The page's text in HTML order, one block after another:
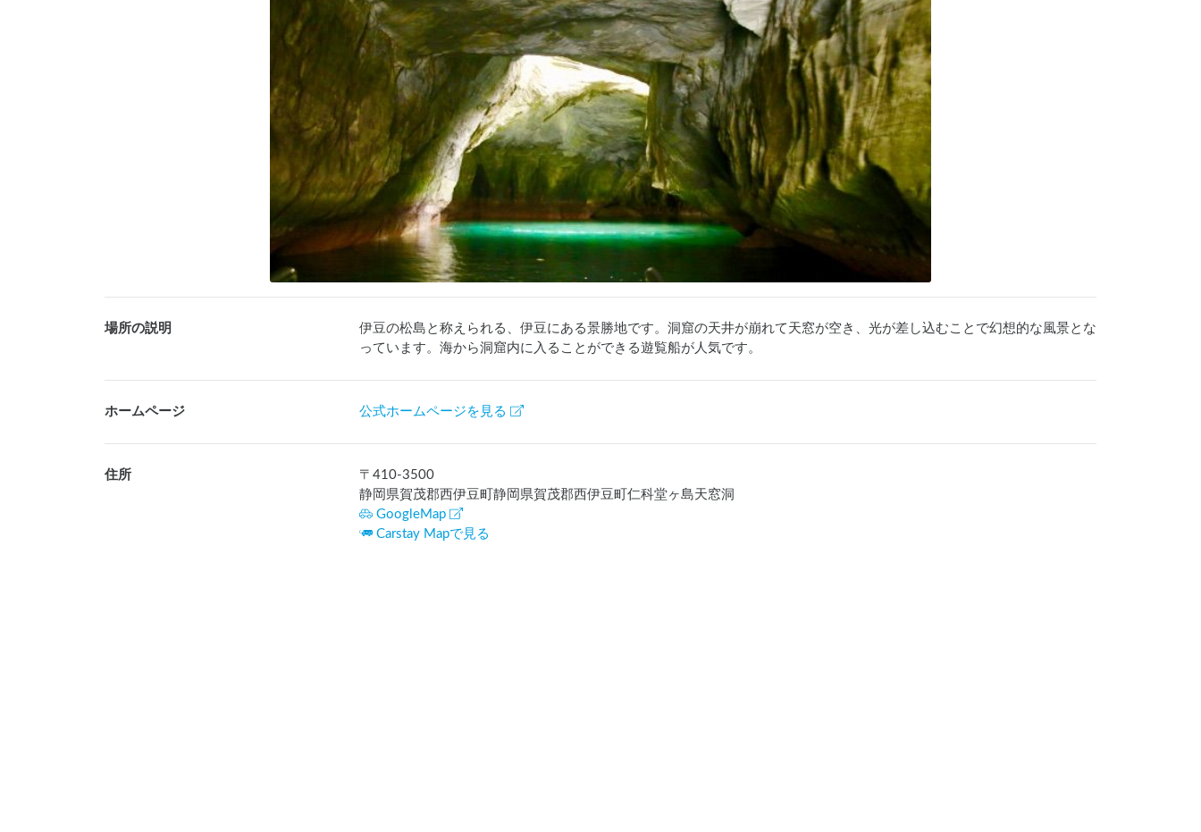
場所の説明
伊豆の松島と称えられる、伊豆にある景勝地です。洞窟の天井が崩れて天窓が空き、光が差し込むことで幻想的な風景とな
っています。海から洞窟内に入ることができる遊覧船が人気です。
ホームページ 公式ホームページを見る
住所 〒 410-3500
静岡県賀茂郡西伊豆町静岡県賀茂郡西伊豆町仁科堂ヶ島天窓洞
GoogleMap
Carstay Mapで見る